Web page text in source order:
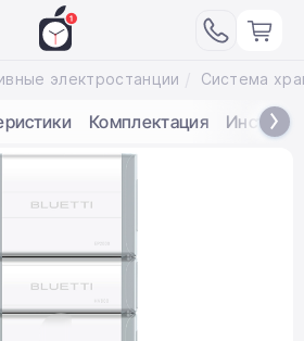
электростанции
Комплектация